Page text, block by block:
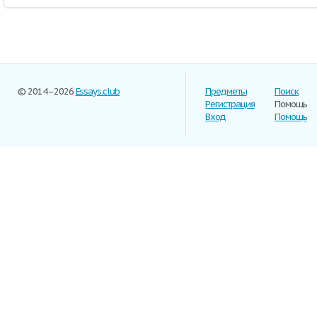
© 2014–2026Essays.club
Предметы
Регистрация
Вход
Поиск
Помощь
Помощь